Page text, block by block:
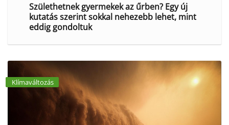
Születhetnek gyermekek az űrben? Egy új
kutatás szerint sokkal nehezebb lehet, mint
eddig gondoltuk
Klímaváltozás